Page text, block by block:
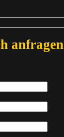
anfragen